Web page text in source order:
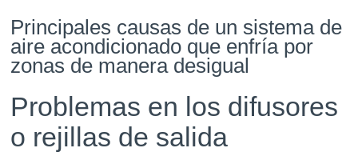
Principales causas de un sistema de
aire acondicionado que enfría por
zonas de manera desigual
Problemas en los difusores
o rejillas de salida